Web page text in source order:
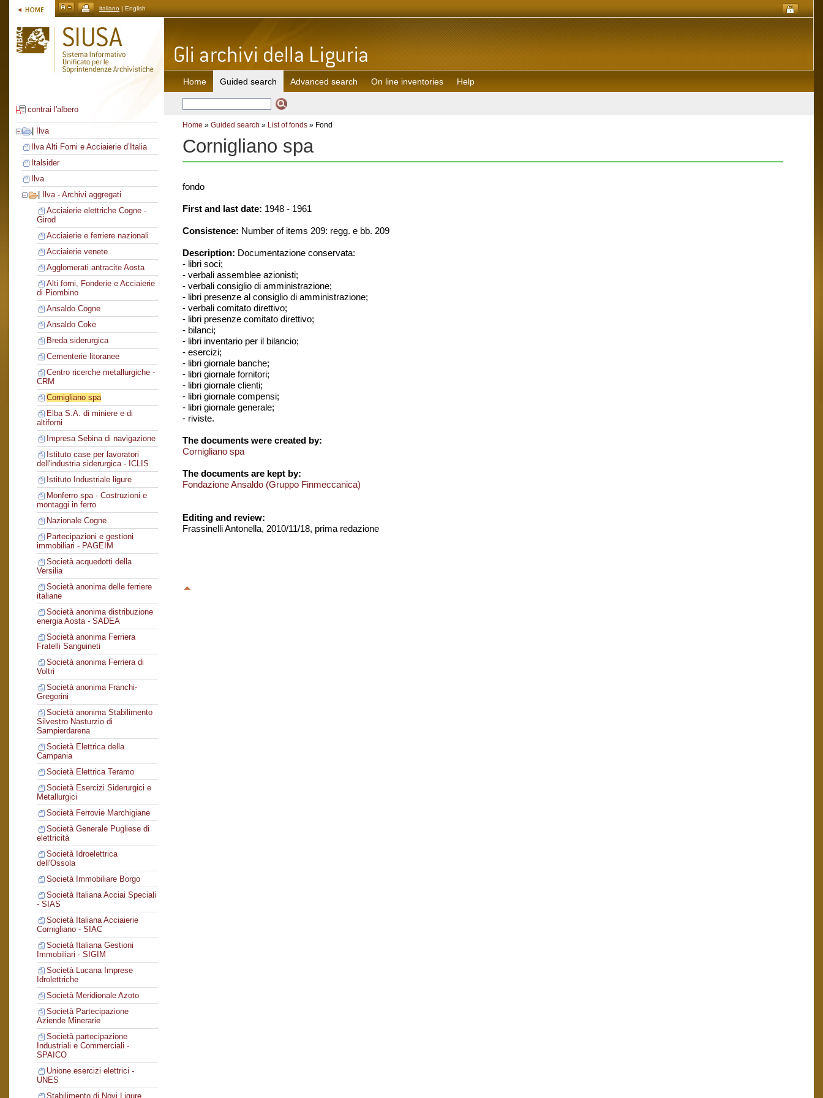
italiano | English
contrai l'albero
Ilva
Ilva Alti Forni e Acciaierie d’Italia
Italsider
Ilva
Ilva - Archivi aggregati
Acciaierie elettriche Cogne -
Girod
Acciaierie e ferriere nazionali
Acciaierie venete
Agglomerati antracite Aosta
Alti forni, Fonderie e Acciaierie
di Piombino
Ansaldo Cogne
Ansaldo Coke
Breda siderurgica
Cementerie litoranee
Centro ricerche metallurgiche -
CRM
Cornigliano spa
Elba S.A. di miniere e di
altiforni
Impresa Sebina di navigazione
Istituto case per lavoratori
dell'industria siderurgica - ICLIS
Istituto Industriale ligure
Monferro spa - Costruzioni e
montaggi in ferro
Nazionale Cogne
Partecipazioni e gestioni
immobiliari - PAGEIM
Società acquedotti della
Versilia
Società anonima delle ferriere
italiane
Società anonima distribuzione
energia Aosta - SADEA
Società anonima Ferriera
Fratelli Sanguineti
Società anonima Ferriera di
Voltri
Società anonima Franchi-
Gregorini
Società anonima Stabilimento
Silvestro Nasturzio di
Sampierdarena
Società Elettrica della
Campania
Società Elettrica Teramo
Società Esercizi Siderurgici e
Metallurgici
Società Ferrovie Marchigiane
Società Generale Pugliese di
elettricità
Società Idroelettrica
dell'Ossola
Società Immobiliare Borgo
Società Italiana Acciai Speciali
- SIAS
Società Italiana Acciaierie
Cornigliano - SIAC
Società Italiana Gestioni
Immobiliari - SIGIM
Società Lucana Imprese
Idrolettriche
Società Meridionale Azoto
Società Partecipazione
Aziende Minerarie
Società partecipazione
Industriali e Commerciali -
SPAICO
Unione esercizi elettrici -
UNES
Stabilimento di Novi Ligure
Home Guided search Advanced search On line inventories Help
Home » Guided search » List of fonds » Fond
Cornigliano spa
fondo
First and last date: 1948 - 1961
Consistence: Number of items 209: regg. e bb. 209
Description: Documentazione conservata:
- libri soci;
- verbali assemblee azionisti;
- verbali consiglio di amministrazione;
- libri presenze al consiglio di amministrazione;
- verbali comitato direttivo;
- libri presenze comitato direttivo;
- bilanci;
- libri inventario per il bilancio;
- esercizi;
- libri giornale banche;
- libri giornale fornitori;
- libri giornale clienti;
- libri giornale compensi;
- libri giornale generale;
- riviste.
The documents were created by:
Cornigliano spa
The documents are kept by:
Fondazione Ansaldo (Gruppo Finmeccanica)
Editing and review:
Frassinelli Antonella, 2010/11/18, prima redazione